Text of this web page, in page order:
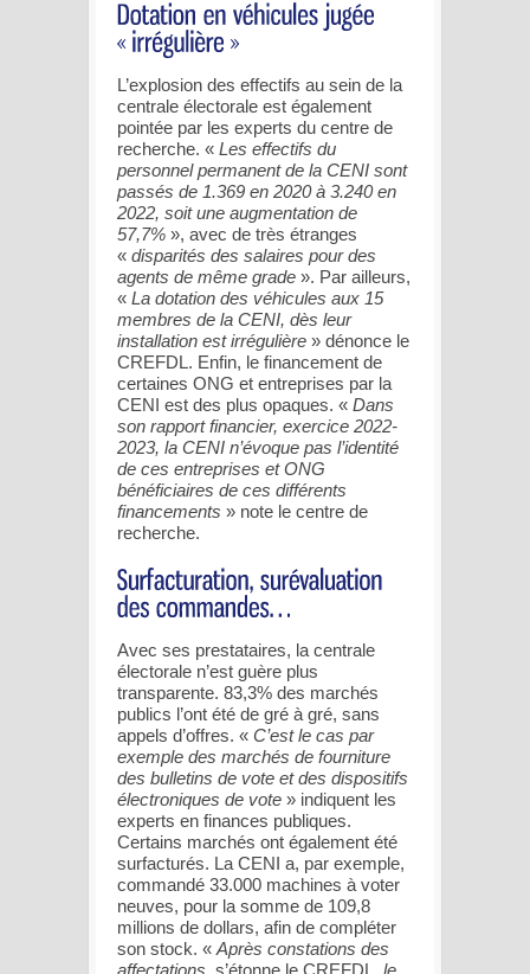
L’explosion des effectifs au sein de la
centrale électorale est également
pointée par les experts du centre de
recherche. « Les effectifs du
personnel permanent de la CENI sont
passés de 1.369 en 2020 à 3.240 en
2022, soit une augmentation de
57,7% », avec de très étranges
« disparités des salaires pour des
agents de même grade ». Par ailleurs,
« La dotation des véhicules aux 15
membres de la CENI, dès leur
installation est irrégulière » dénonce le
CREFDL. Enfin, le financement de
certaines ONG et entreprises par la
CENI est des plus opaques. « Dans
son rapport financier, exercice 2022-
2023, la CENI n’évoque pas l’identité
de ces entreprises et ONG
bénéficiaires de ces différents
financements » note le centre de
recherche.
Avec ses prestataires, la centrale
électorale n’est guère plus
transparente. 83,3% des marchés
publics l’ont été de gré à gré, sans
appels d’offres. « C’est le cas par
exemple des marchés de fourniture
des bulletins de vote et des dispositifs
électroniques de vote » indiquent les
experts en finances publiques.
Certains marchés ont également été
surfacturés. La CENI a, par exemple,
commandé 33.000 machines à voter
neuves, pour la somme de 109,8
millions de dollars, afin de compléter
son stock. « Après constations des